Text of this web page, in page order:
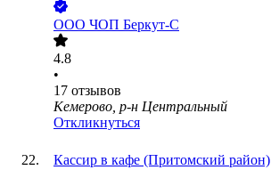
ООО ЧОП Беркут-С
4.8
•
17 отзывов
Кемерово, р-н Центральный
Откликнуться
Кассир в кафе (Притомский район)